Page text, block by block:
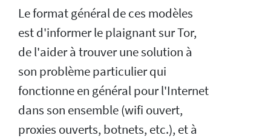
Le format général de ces modèles
est d'informer le plaignant sur Tor,
de l'aider à trouver une solution à
son problème particulier qui
fonctionne en général pour l'Internet
dans son ensemble (wifi ouvert,
proxies ouverts, botnets, etc.), et à